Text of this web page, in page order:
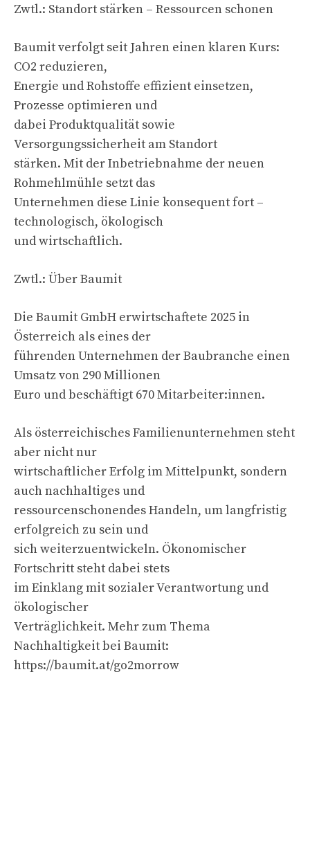
Zwtl.: Standort stärken – Ressourcen schonen
Baumit verfolgt seit Jahren einen klaren Kurs:
CO2 reduzieren,
Energie und Rohstoffe effizient einsetzen,
Prozesse optimieren und
dabei Produktqualität sowie
Versorgungssicherheit am Standort
stärken. Mit der Inbetriebnahme der neuen
Rohmehlmühle setzt das
Unternehmen diese Linie konsequent fort –
technologisch, ökologisch
und wirtschaftlich.
Zwtl.: Über Baumit
Die Baumit GmbH erwirtschaftete 2025 in
Österreich als eines der
führenden Unternehmen der Baubranche einen
Umsatz von 290 Millionen
Euro und beschäftigt 670 Mitarbeiter:innen.
Als österreichisches Familienunternehmen steht
aber nicht nur
wirtschaftlicher Erfolg im Mittelpunkt, sondern
auch nachhaltiges und
ressourcenschonendes Handeln, um langfristig
erfolgreich zu sein und
sich weiterzuentwickeln. Ökonomischer
Fortschritt steht dabei stets
im Einklang mit sozialer Verantwortung und
ökologischer
Verträglichkeit. Mehr zum Thema
Nachhaltigkeit bei Baumit:
https://baumit.at/go2morrow